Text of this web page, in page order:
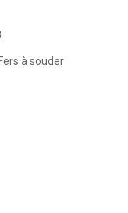
à souder